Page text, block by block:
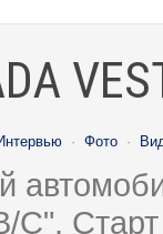
· Фото ·